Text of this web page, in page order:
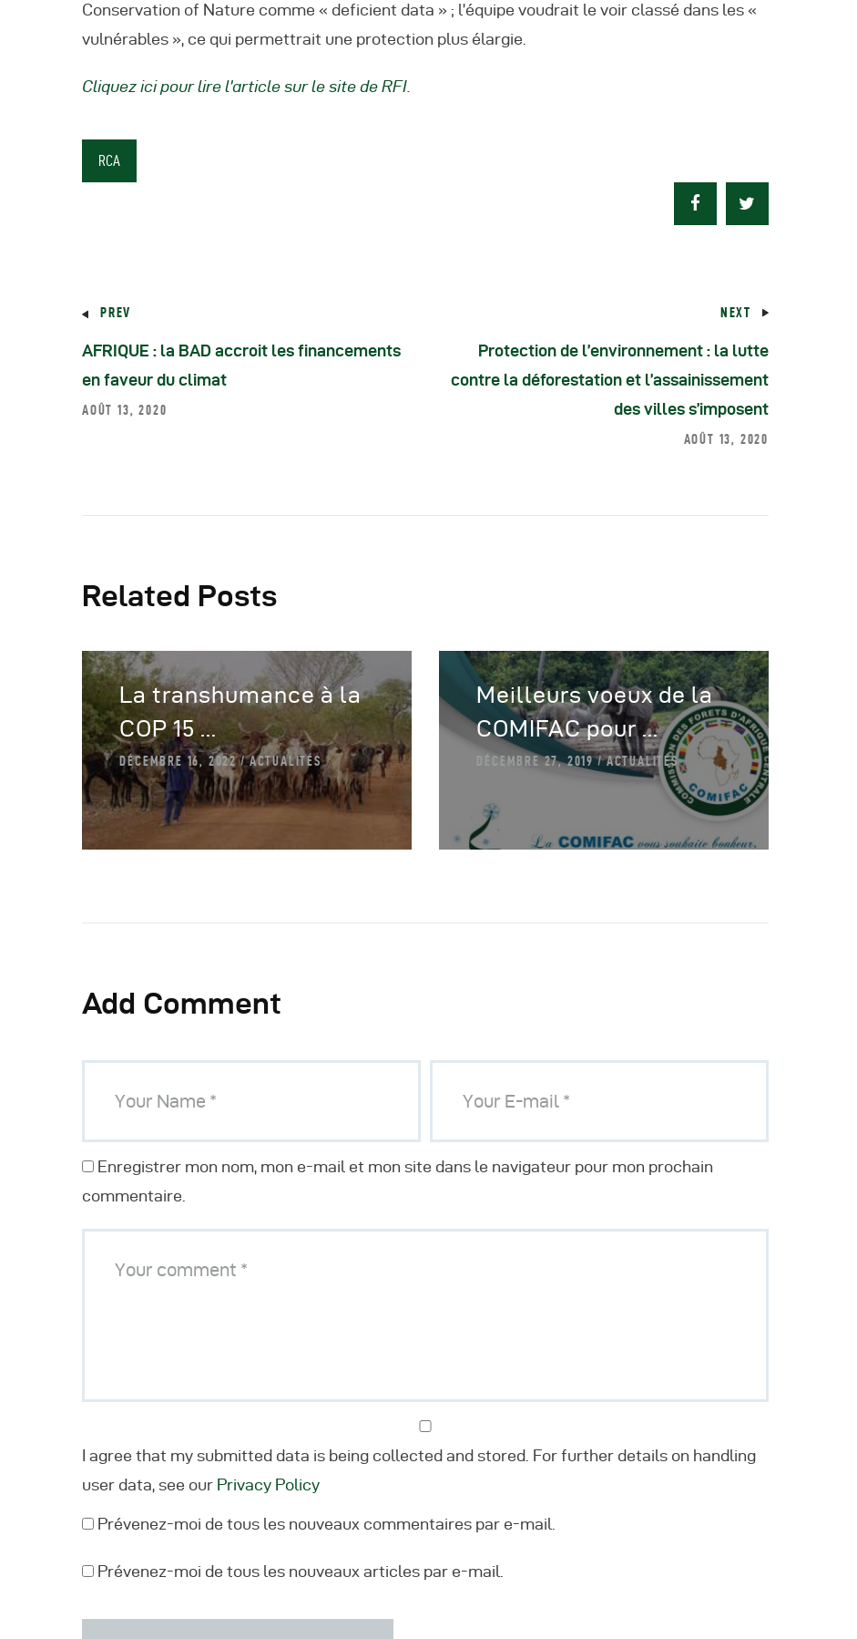
Conservation of Nature comme « deficient data » ; l’équipe voudrait le voir classé dans les «
vulnérables », ce qui permettrait une protection plus élargie.
Cliquez ici pour lire l’article sur le site de RFI.
RCA
PREV
AFRIQUE : la BAD accroit les financements
en faveur du climat
AOÛT 13, 2020
NEXT
Protection de l’environnement : la lutte
contre la déforestation et l’assainissement
des villes s’imposent
AOÛT 13, 2020
Related Posts
La transhumance à la
COP 15 ...
DÉCEMBRE 16, 2022 ACTUALITÉS
Meilleurs voeux de la
COMIFAC pour ...
DÉCEMBRE 27, 2019 ACTUALITÉS
Add Comment
Enregistrer mon nom, mon e-mail et mon site dans le navigateur pour mon prochain
commentaire.
I agree that my submitted data is being collected and stored. For further details on handling
user data, see our Privacy Policy
Prévenez-moi de tous les nouveaux commentaires par e-mail.
Prévenez-moi de tous les nouveaux articles par e-mail.